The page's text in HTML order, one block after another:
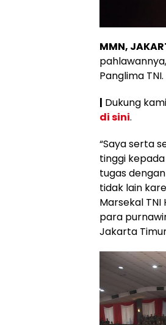
MMN,
Panglima TNI.
| Dukung
di sini.
“Saya serta
tinggi
tugas
tidak lain
Marsekal
para
Jakarta